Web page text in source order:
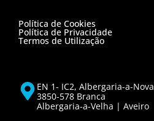
Política de Cookies
Política de Privacidade
Termos de Utilização
EN 1- IC2, Albergaria-a-Nova
3850-578 Branca
Albergaria-a-Velha | Aveiro